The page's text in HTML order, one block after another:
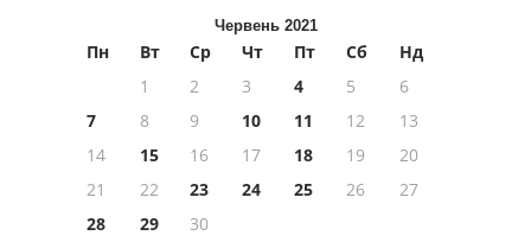
Червень 2021
Пн Вт Ср Чт Пт Сб
Нд
1
2 3 4 5
6
7
8 9 10 11 12
13
14
15 16 17 18 19
20
21
22 23 24 25 26
27
28
29
30